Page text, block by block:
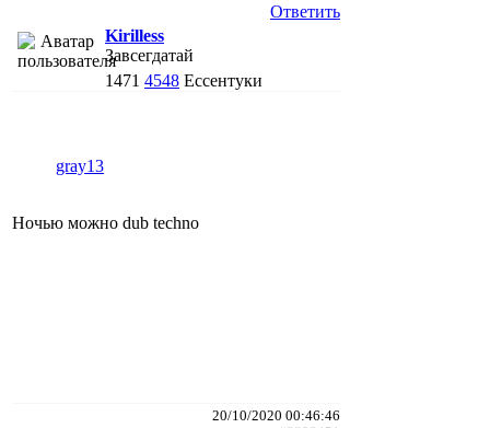
Ответить
Kirilless
Завсегдатай
1471 4548 Ессентуки
gray13
Ночью можно dub techno
20/10/2020 00:46:46